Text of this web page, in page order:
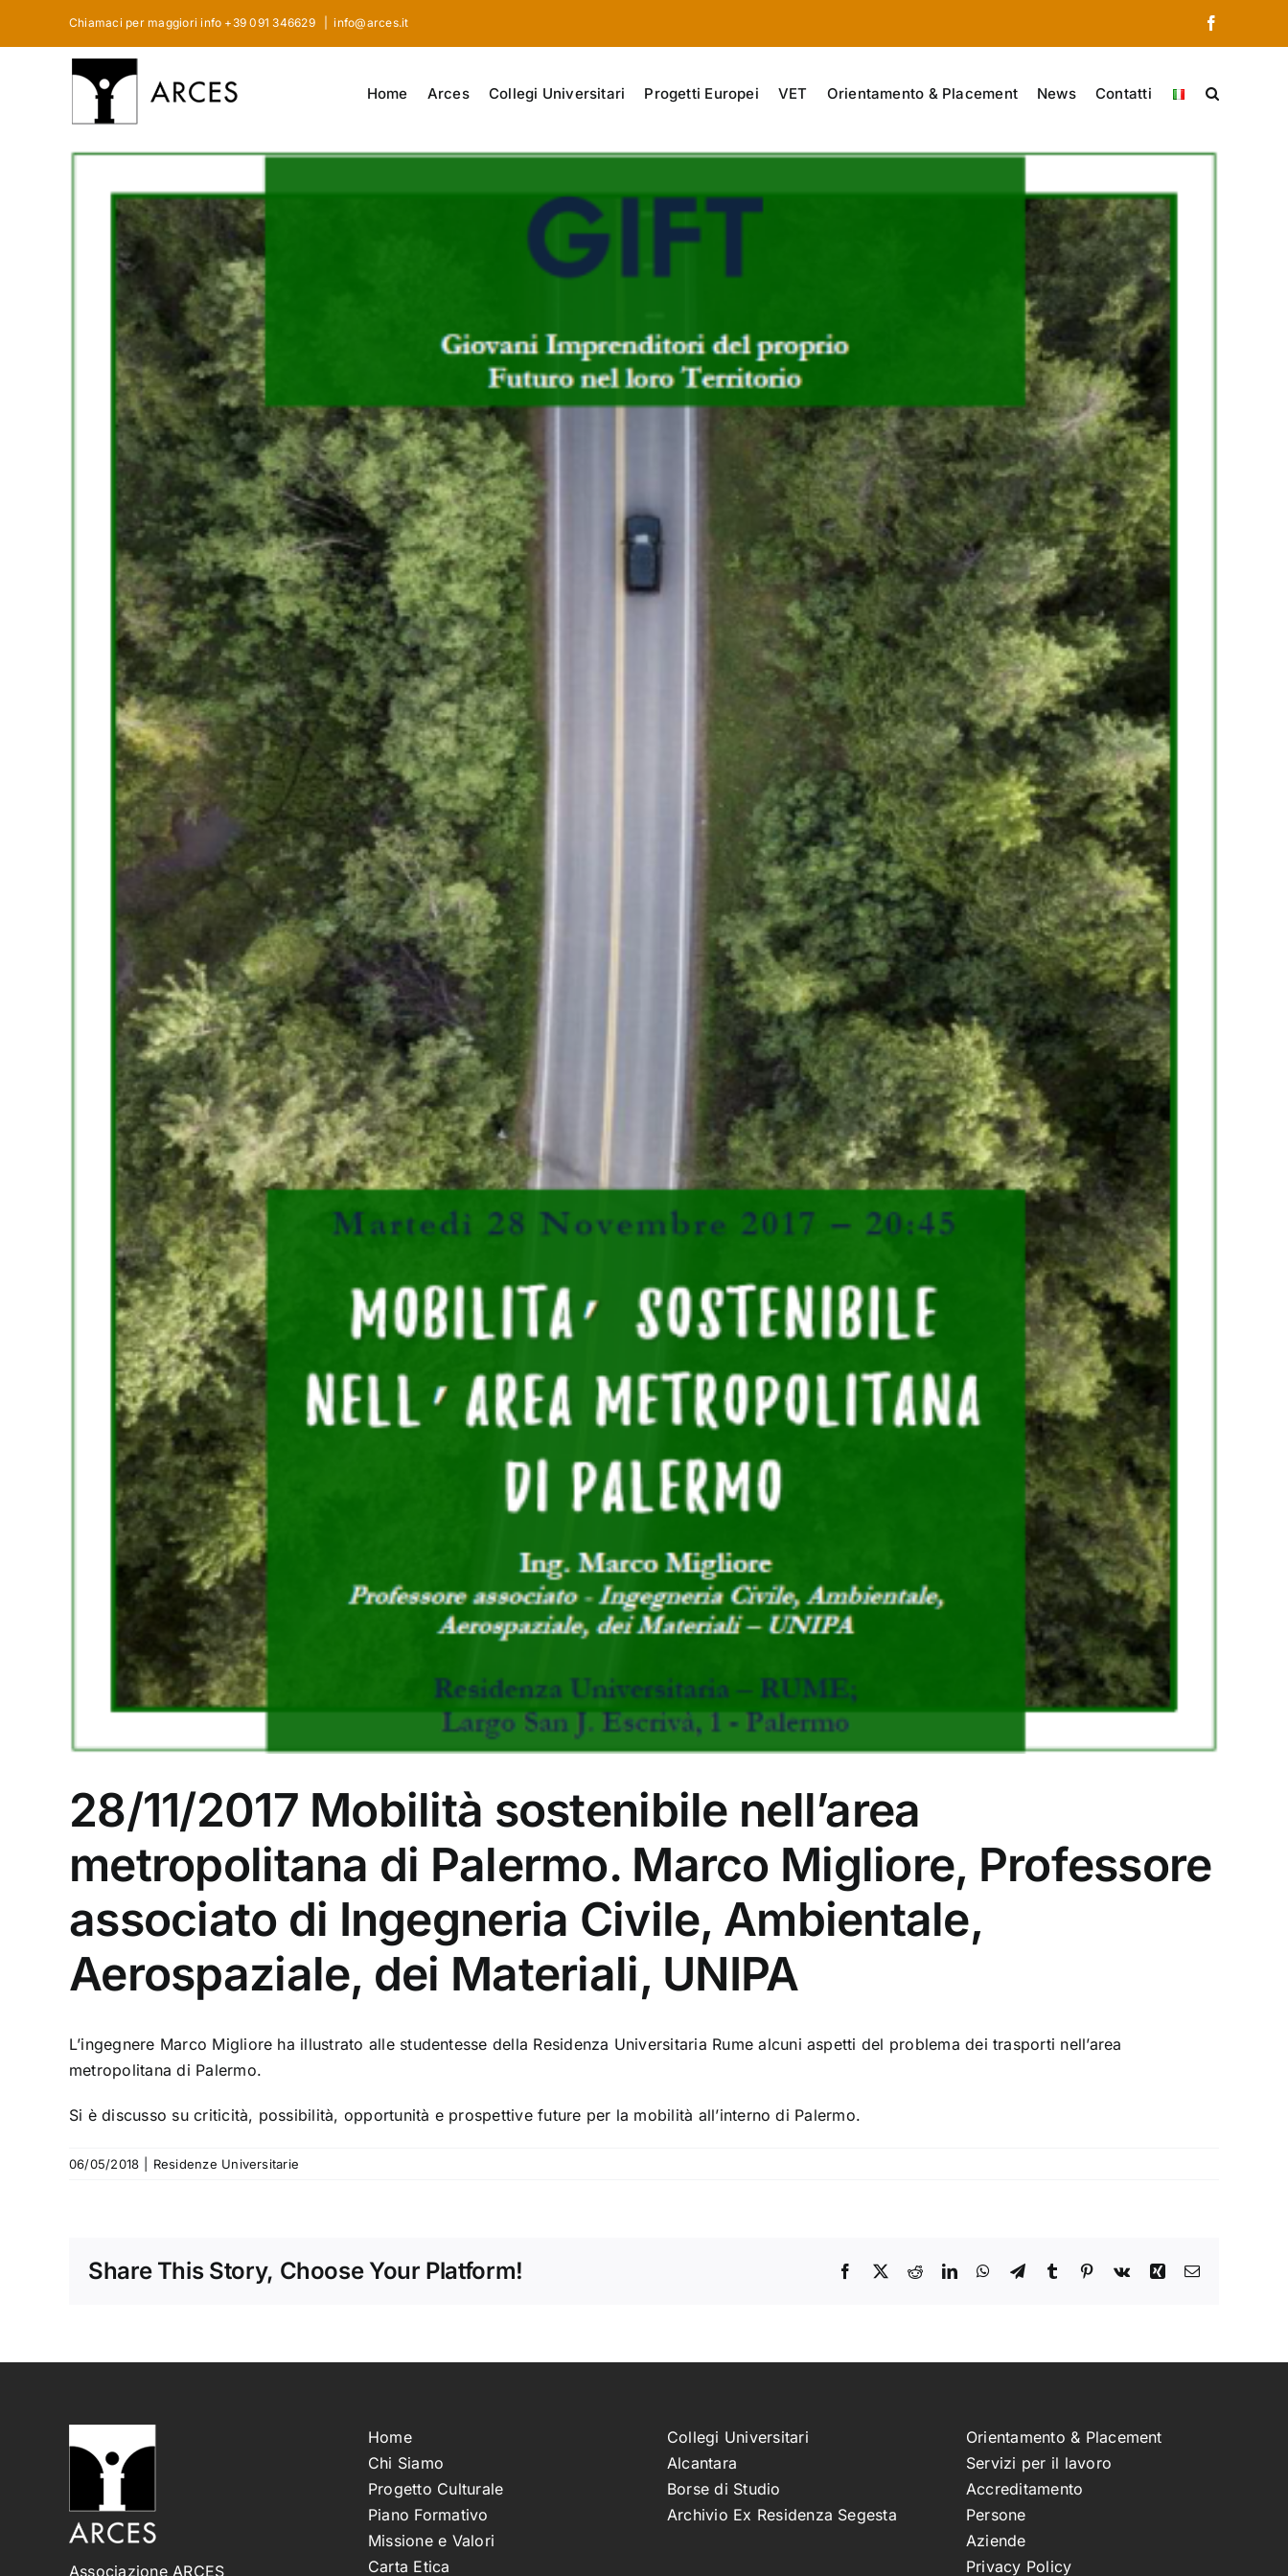
Chiamaci per maggiori info +39 091 346629 info@arces.it
Home Arces Collegi Universitari Progetti Europei VET Orientamento & Placement News Contatti
View
28/11/2017 Mobilità sostenibile nell’area
metropolitana di Palermo. Marco Migliore, Professore
associato di Ingegneria Civile, Ambientale,
Aerospaziale, dei Materiali, UNIPA
L’ingegnere Marco Migliore ha illustrato alle studentesse della Residenza Universitaria Rume alcuni aspetti del problema dei trasporti nell’area
metropolitana di Palermo.
Si è discusso su criticità, possibilità, opportunità e prospettive future per la mobilità all’interno di Palermo.
06/05/2018 Residenze Universitarie
Share This Story, Choose Your Platform! Facebook
X RedditLinkedInWhatsApp
TelegramTumblr Pinterest
Vk Xing Email
Associazione ARCES
Home
Chi Siamo
Progetto Culturale
Piano Formativo
Missione e Valori
Carta Etica
Collegi Universitari
Alcantara
Borse di Studio
Archivio Ex Residenza Segesta
Orientamento & Placement
Servizi per il lavoro
Accreditamento
Persone
Aziende
Privacy Policy